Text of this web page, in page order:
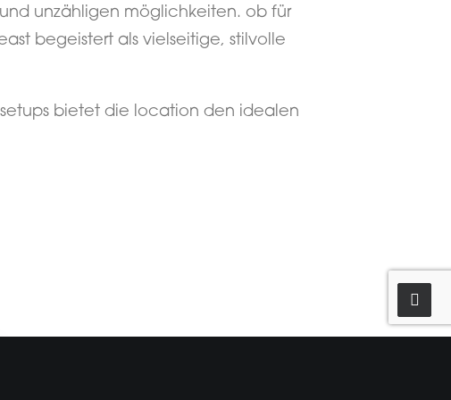
unzähligen möglichkeiten. ob für
begeistert als vielseitige, stilvolle
bietet die location den idealen